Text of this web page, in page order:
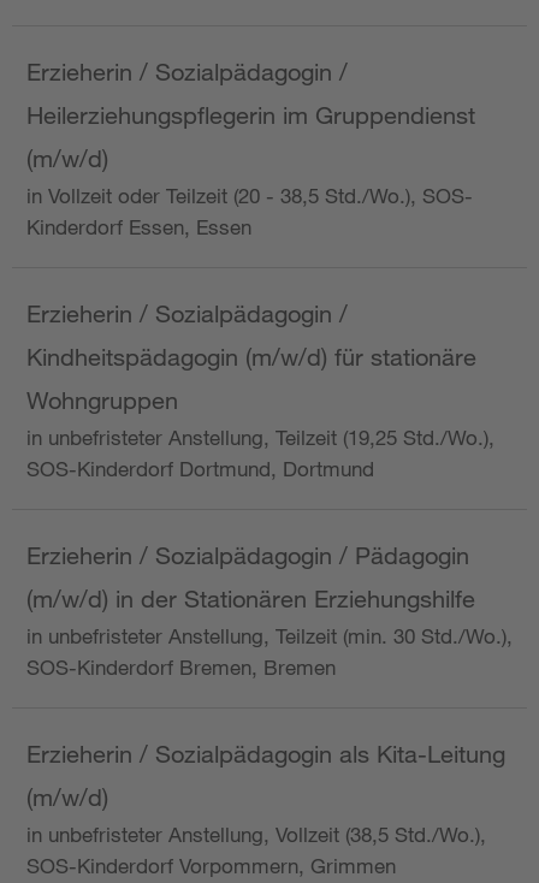
Erzieherin / Sozialpädagogin /
Heilerziehungspflegerin im Gruppendienst
(m/w/d)
in Vollzeit oder Teilzeit (20 - 38,5 Std./Wo.), SOS-
Kinderdorf Essen, Essen
Erzieherin / Sozialpädagogin /
Kindheitspädagogin (m/w/d) für stationäre
Wohngruppen
in unbefristeter Anstellung, Teilzeit (19,25 Std./Wo.),
SOS-Kinderdorf Dortmund, Dortmund
Erzieherin / Sozialpädagogin / Pädagogin
(m/w/d) in der Stationären Erziehungshilfe
in unbefristeter Anstellung, Teilzeit (min. 30 Std./Wo.),
SOS-Kinderdorf Bremen, Bremen
Erzieherin / Sozialpädagogin als Kita-Leitung
(m/w/d)
in unbefristeter Anstellung, Vollzeit (38,5 Std./Wo.),
SOS-Kinderdorf Vorpommern, Grimmen